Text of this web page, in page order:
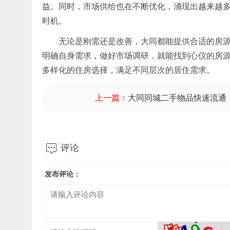
益。同时，市场供给也在不断优化，涌现出越来越
时机。
无论是刚需还是改善，大同都能提供合适的房
明确自身需求，做好市场调研，就能找到心仪的房
多样化的住房选择，满足不同层次的居住需求。
上一篇： 大同同城二手物品快速流通
 评论
发布评论：